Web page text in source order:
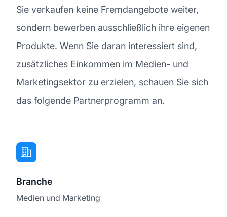
Sie verkaufen keine Fremdangebote weiter,
sondern bewerben ausschließlich ihre eigenen
Produkte. Wenn Sie daran interessiert sind,
zusätzliches Einkommen im Medien- und
Marketingsektor zu erzielen, schauen Sie sich
das folgende Partnerprogramm an.
Branche
Medien und Marketing